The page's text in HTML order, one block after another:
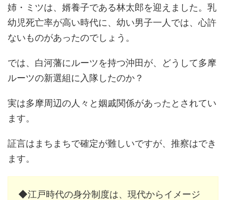
姉・ミツは、婿養子である林太郎を迎えました。乳
幼児死亡率が高い時代に、幼い男子一人では、心許
ないものがあったのでしょう。
では、白河藩にルーツを持つ沖田が、どうして多摩
ルーツの新選組に入隊したのか？
実は多摩周辺の人々と姻戚関係があったとされてい
ます。
証言はまちまちで確定が難しいですが、推察はでき
ます。
◆江戸時代の身分制度は、現代からイメージ